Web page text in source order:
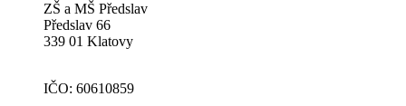
ZŠ a MŠ Předslav
Předslav 66
339 01 Klatovy
IČO: 60610859